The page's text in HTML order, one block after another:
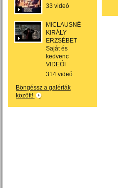
33 videó
MICLAUSNÉ
KIRÁLY
ERZSÉBET
Saját és
kedvenc
VIDEÓI
314 videó
Böngéssz a galériák
között!